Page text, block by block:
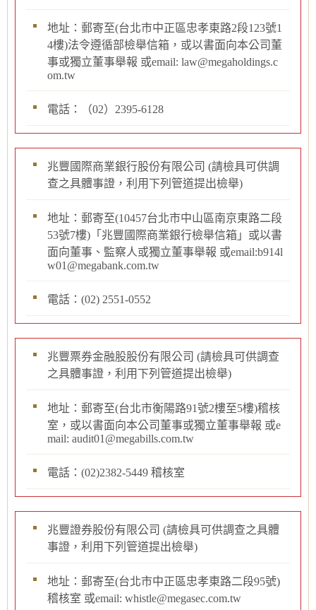
地址：郵寄至(台北市中正區忠孝東路2段123號1
4樓)法令遵循部檢舉信箱，或以書面向本公司董
事或獨立董事舉報 或email: law@megaholdings.c
om.tw
電話：（02）2395-6128
兆豐國際商業銀行股份有限公司 (請檢具可供調
查之具體事證，利用下列管道提出檢舉)
地址：郵寄至(10457台北市中山區南京東路二段
53號7樓)「兆豐國際商業銀行檢舉信箱」或以書
面向董事、監察人或獨立董事舉報 或email:b914l
w01@megabank.com.tw
電話：(02) 2551-0552
兆豐票券金融股股份有限公司 (請檢具可供調查
之具體事證，利用下列管道提出檢舉)
地址：郵寄至(台北市衡陽路91號2樓至5樓)稽核
室，或以書面向本公司董事或獨立董事舉報 或e
mail: audit01@megabills.com.tw
電話：(02)2382-5449 稽核室
兆豐證券股份有限公司 (請檢具可供調查之具體
事證，利用下列管道提出檢舉)
地址：郵寄至(台北市中正區忠孝東路二段95號)
稽核室 或email: whistle@megasec.com.tw